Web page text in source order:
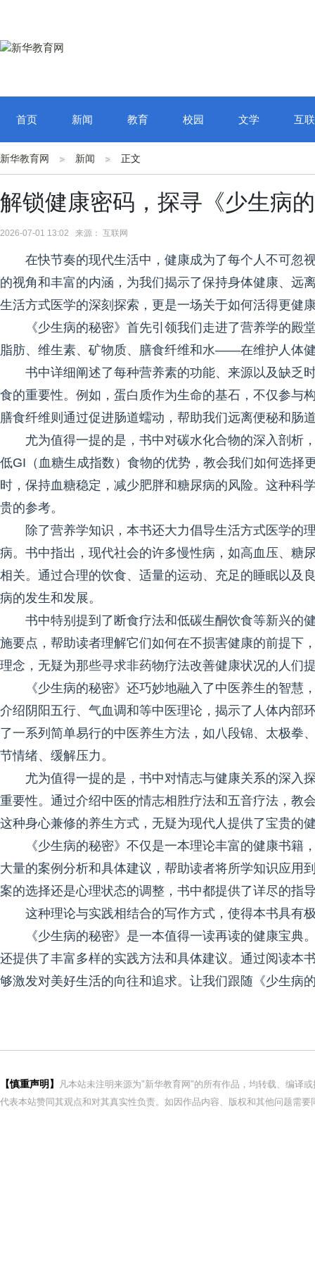
首页 新闻 教育 校园 文学 互
新华教育网 新闻 正文
解锁健康密码，探寻《少生病
2026-07-01 13:02 来源： 互联网
在快节奏的现代生活中，健康成为了每个人不可忽
的视角和丰富的内涵，为我们揭示了保持身体健康、远
生活方式医学的深刻探索，更是一场关于如何活得更健
《少生病的秘密》首先引领我们走进了营养学的
脂肪、维生素、矿物质、膳食纤维和水——在维护人体
书中详细阐述了每种营养素的功能、来源以及缺乏
食的重要性。例如，蛋白质作为生命的基石，不仅参与
膳食纤维则通过促进肠道蠕动，帮助我们远离便秘和肠
尤为值得一提的是，书中对碳水化合物的深入剖析
低GI（血糖生成指数）食物的优势，教会我们如何选择
时，保持血糖稳定，减少肥胖和糖尿病的风险。这种科
贵的参考。
除了营养学知识，本书还大力倡导生活方式医学的
病。书中指出，现代社会的许多慢性病，如高血压、糖
相关。通过合理的饮食、适量的运动、充足的睡眠以及
病的发生和发展。
书中特别提到了断食疗法和低碳生酮饮食等新兴的
施要点，帮助读者理解它们如何在不损害健康的前提下
理念，无疑为那些寻求非药物疗法改善健康状况的人们
《少生病的秘密》还巧妙地融入了中医养生的智
介绍阴阳五行、气血调和等中医理论，揭示了人体内部
了一系列简单易行的中医养生方法，如八段锦、太极拳
节情绪、缓解压力。
尤为值得一提的是，书中对情志与健康关系的深入
重要性。通过介绍中医的情志相胜疗法和五音疗法，教
这种身心兼修的养生方式，无疑为现代人提供了宝贵的
《少生病的秘密》不仅是一本理论丰富的健康书
大量的案例分析和具体建议，帮助读者将所学知识应用
案的选择还是心理状态的调整，书中都提供了详尽的指
这种理论与实践相结合的写作方式，使得本书具有
《少生病的秘密》是一本值得一读再读的健康宝
还提供了丰富多样的实践方法和具体建议。通过阅读本
够激发对美好生活的向往和追求。让我们跟随《少生病
【慎重声明】
凡本站未注明来源为"新华教育网"的所有作品，均转载、编译
代表本站赞同其观点和对其真实性负责。如因作品内容、版权和其他问题需